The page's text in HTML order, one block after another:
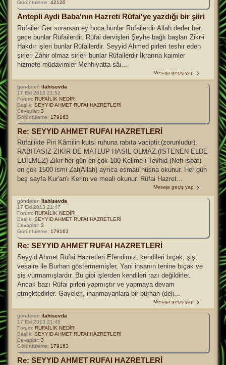
Görüntüleme: 42120
Antepli Aydi Baba'nın Hazreti Rüfai'ye yazdığı bir şiiri
Rüfailer Ger sorarsan ey hoca bunlar Rüfailerdir Allah derler her
gece bunlar Rüfailerdir. Rüfai dervişleri Şeyhe bağlı başları Zikr-i
Hakdır işleri bunlar Rüfailerdir. Seyyid Ahmed pirleri teshir eden
şirleri Zâhir olmaz sirleri bunlar Rüfailerdir İkrarına kaimler
hizmete müdavimler Menhiyatta sâi...
Mesaja geçiş yap
gönderen ilahisevda
17 Eki 2013 21:52
Forum: RUFAİLİK NEDİR
Başlık: SEYYID AHMET RUFAI HAZRETLERİ
Cevaplar: 3
Görüntüleme: 179163
Re: SEYYID AHMET RUFAI HAZRETLERİ
Rüfailikte Piri Kâmilin kutsi ruhuna rabıta vaciptir.(zorunludur).
RABITASIZ ZİKİR DE MATLUP HASIL OLMAZ.(İSTENEN ELDE
EDİLMEZ) Zikir her gün en çok 100 Kelime-i Tevhid (Nefi ispat)
en çok 1500 ismi Zat(Allah) ayrıca esmaü hüsna okunur. Her gün
beş sayfa Kur'an'ı Kerim ve meali okunur. Rüfai Hazret...
Mesaja geçiş yap
gönderen ilahisevda
17 Eki 2013 21:47
Forum: RUFAİLİK NEDİR
Başlık: SEYYID AHMET RUFAI HAZRETLERİ
Cevaplar: 3
Görüntüleme: 179163
Re: SEYYID AHMET RUFAI HAZRETLERİ
Seyyid Ahmet Rüfai Hazretleri Efendimiz, kendileri bıçak, şiş,
vesaire ile Burhan göstermemişler, Yani insanın tenine bıçak ve
şiş vurmamışlardır. Bu gibi işlerden kendileri razı değildirler.
Ancak bazı Rüfai pirleri yapmıştır ve yapmaya devam
etmektedirler. Gayeleri, inanmayanlara bir bürhan (deli...
Mesaja geçiş yap
gönderen ilahisevda
17 Eki 2013 21:45
Forum: RUFAİLİK NEDİR
Başlık: SEYYID AHMET RUFAI HAZRETLERİ
Cevaplar: 3
Görüntüleme: 179163
Re: SEYYID AHMET RUFAI HAZRETLERİ